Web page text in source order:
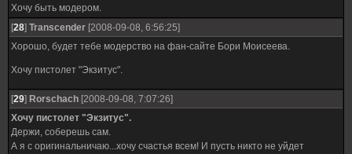
Хочу быть модером.
[28] Transcender [2008-09-08, 6:56:25]
Хорошо, будет тебе модерство на фан-сайте Бори Моисеева.
Хочу пистолет "Экзитус".
[29] Rorschach [2008-09-08, 7:07:26]
Хочу пистолет "Экзитус".
Держи, соберешь сам.
А я с оригинальничаю...хочу счастья всем! И пусть никто не уйдет